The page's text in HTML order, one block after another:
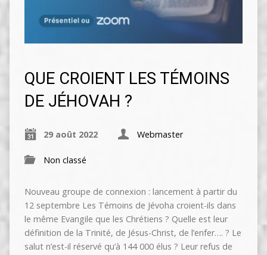
QUE CROIENT LES TÉMOINS
DE JÉHOVAH ?
29 août 2022 Webmaster
Non classé
Nouveau groupe de connexion : lancement à partir du
12 septembre Les Témoins de Jévoha croient-ils dans
le même Evangile que les Chrétiens ? Quelle est leur
définition de la Trinité, de Jésus-Christ, de l’enfer…. ? Le
salut n’est-il réservé qu’à 144 000 élus ? Leur refus de